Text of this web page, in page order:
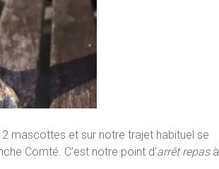
mascottes et sur notre trajet habituel se
Comté. C’est notre point d’arrêt repasà